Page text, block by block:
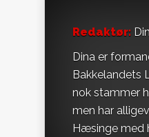
Redaktør:
Dina er
Bakkelandets
nok stammer
men har
Hæsinge med